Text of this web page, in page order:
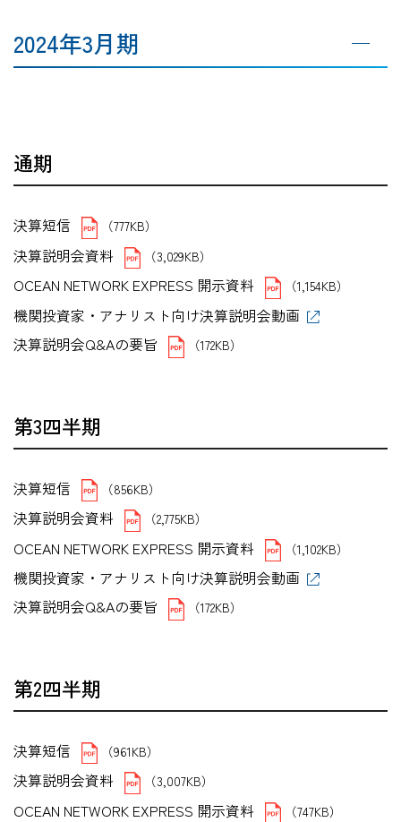
2024年3月期
通期
決算短信 （777KB）
決算説明会資料 （3,029KB）
OCEAN NETWORK EXPRESS 開示資料 （1,154KB）
機関投資家・アナリスト向け決算説明会動画
決算説明会Q&Aの要旨
（172KB）
第3四半期
決算短信 （856KB）
決算説明会資料 （2,775KB）
OCEAN NETWORK EXPRESS 開示資料 （1,102KB）
機関投資家・アナリスト向け決算説明会動画
決算説明会Q&Aの要旨
（172KB）
第2四半期
決算短信 （961KB）
決算説明会資料 （3,007KB）
OCEAN NETWORK EXPRESS 開示資料 （747KB）